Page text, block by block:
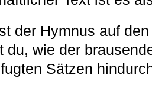
der Hymnus auf
du, wie der
Sätzen